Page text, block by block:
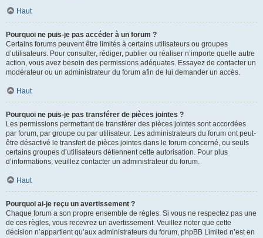
Haut
Pourquoi ne puis-je pas accéder à un forum ?
Certains forums peuvent être limités à certains utilisateurs ou groupes
d’utilisateurs. Pour consulter, rédiger, publier ou réaliser n’importe quelle autre
action, vous avez besoin des permissions adéquates. Essayez de contacter un
modérateur ou un administrateur du forum afin de lui demander un accès.
Haut
Pourquoi ne puis-je pas transférer de pièces jointes ?
Les permissions permettant de transférer des pièces jointes sont accordées
par forum, par groupe ou par utilisateur. Les administrateurs du forum ont peut-
être désactivé le transfert de pièces jointes dans le forum concerné, ou seuls
certains groupes d’utilisateurs détiennent cette autorisation. Pour plus
d’informations, veuillez contacter un administrateur du forum.
Haut
Pourquoi ai-je reçu un avertissement ?
Chaque forum a son propre ensemble de règles. Si vous ne respectez pas une
de ces règles, vous recevrez un avertissement. Veuillez noter que cette
décision n’appartient qu’aux administrateurs du forum, phpBB Limited n’est en